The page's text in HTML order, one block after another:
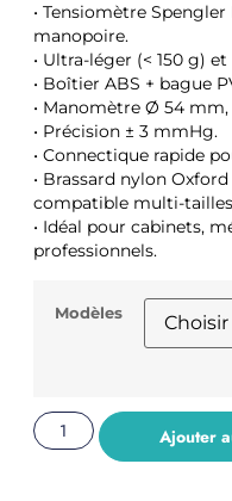
• Tensiomètre
manopoire.
• Ultra-léger (< 150 g)
• Boîtier ABS + bague
• Manomètre Ø 54
• Précision ± 3 mmHg.
• Connectique rapide
• Brassard nylon
compatible multi-
• Idéal pour cabinets,
professionnels.
Modèles
Ajouter